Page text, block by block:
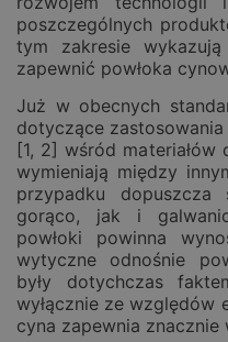
poszczególnych
tym zakresie
zapewnić powłoka
Już w obecnych
dotyczące
[1, 2] wśród materiałów
wymieniają między
przypadku
gorąco, jak i
powłoki powinna
wytyczne odnośnie
były dotychczas
wyłącznie ze względów
cyna zapewnia znacznie